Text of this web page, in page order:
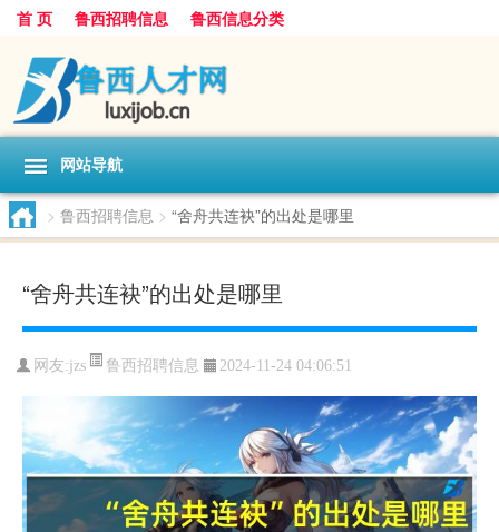
首 页 鲁西招聘信息 鲁西信息分类
网站导航
> 鲁西招聘信息 > “舍舟共连袂”的出处是哪里
“舍舟共连袂”的出处是哪里
网友:jzs 鲁西招聘信息 2024-11-24 04:06:51